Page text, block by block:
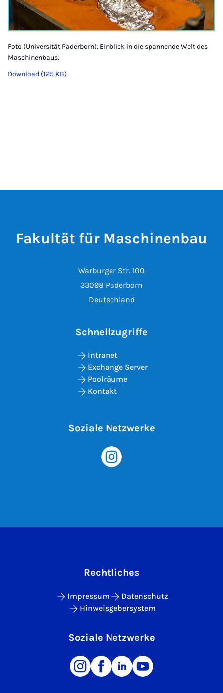
Foto (Universität Paderborn): Einblick in die spannende Welt des
Maschinenbaus.
Download (125 KB)
Fakultät für Maschinenbau
Warburger Str. 100
33098 Paderborn
Deutschland
Schnellzugriffe
Intranet
Exchange Server
Poolräume
Kontakt
Soziale Netzwerke
Rechtliches
Impressum
Datenschutz
Hinweisgebersystem
Soziale Netzwerke